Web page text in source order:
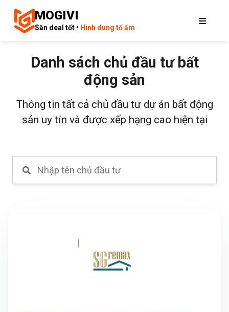
MOGIVI
Săn deal tốt • Hình dung tổ ấm
Danh sách chủ đầu tư bất
động sản
Thông tin tất cả chủ đầu tư dự án bất động
sản uy tín và được xếp hạng cao hiện tại